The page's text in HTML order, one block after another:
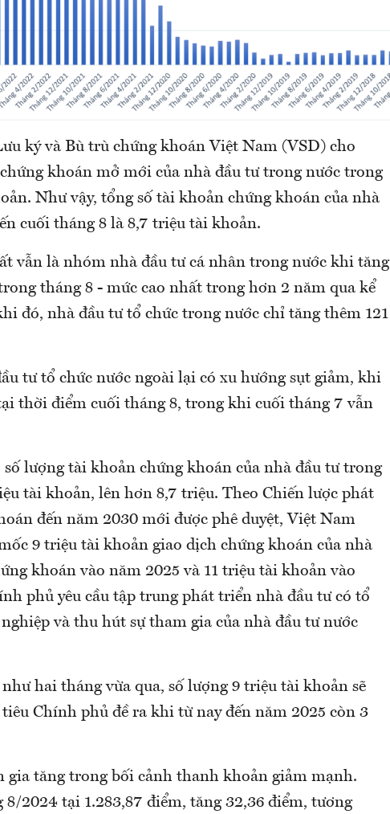
ký và Bù trù chứng khoán Việt Nam (VSD) cho
khoán mở mới của nhà đầu tư trong nước trong
Như vậy, tổng số tài khoản chứng khoán của nhà
cuối tháng 8 là 8,7 triệu tài khoản.
vẫn là nhóm nhà đầu tư cá nhân trong nước khi tăng
tháng 8 - mức cao nhất trong hơn 2 năm qua kể
đó, nhà đầu tư tổ chức trong nước chỉ tăng thêm 121
tư tổ chức nước ngoài lại có xu hướng sụt giảm, khi
thời điểm cuối tháng 8, trong khi cuối tháng 7 vẫn
số lượng tài khoản chứng khoán của nhà đầu tư trong
tài khoản, lên hơn 8,7 triệu. Theo Chiến lược phát
đến năm 2030 mới được phê duyệt, Việt Nam
9 triệu tài khoản giao dịch chứng khoán của nhà
khoán vào năm 2025 và 11 triệu tài khoản vào
phủ yêu cầu tập trung phát triển nhà đầu tư có tổ
và thu hút sự tham gia của nhà đầu tư nước
hai tháng vừa qua, số lượng 9 triệu tài khoản sẽ
Chính phủ đề ra khi từ nay đến năm 2025 còn 3
gia tăng trong bối cảnh thanh khoản giảm mạnh.
2024 tại 1.283,87 điểm, tăng 32,36 điểm, tương